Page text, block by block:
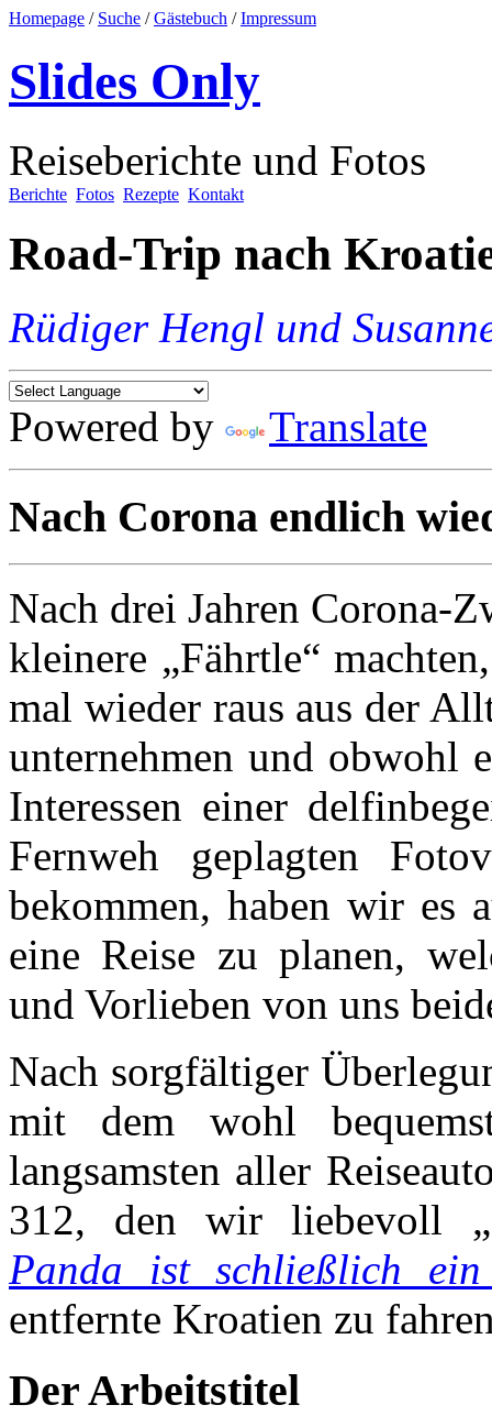
Homepage / Suche /Gästebuch /Impressum
Slides Only
Reiseberichte und Fotos
Berichte Fotos Rezepte Kontakt
Road-Trip nach
Rüdiger Hengl und
Powered by Translate
Nach Corona endlich
Nach drei Jahren Corona-
kleinere „Fährtle“
mal wieder raus aus der
unternehmen und obwohl
Interessen einer
Fernweh geplagten
bekommen, haben wir es
eine Reise zu planen,
und Vorlieben von uns
Nach sorgfältiger
mit dem wohl
langsamsten aller
312, den wir liebevoll
Panda ist schließlich ein
entfernte Kroatien zu
Der Arbeitstitel